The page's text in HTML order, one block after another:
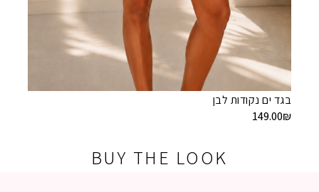
בגד ים נקודות לבן
149.00₪
BUY THE LOOK